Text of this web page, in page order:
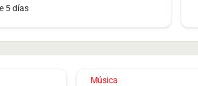
5 días
Música